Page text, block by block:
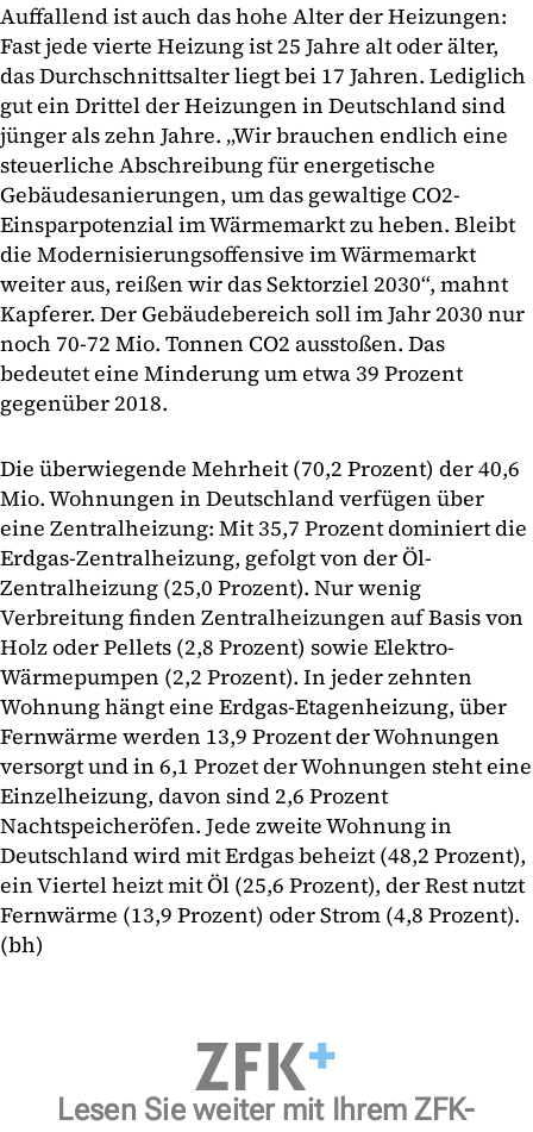
Auffallend ist auch das hohe Alter der Heizungen:
Fast jede vierte Heizung ist 25 Jahre alt oder älter,
das Durchschnittsalter liegt bei 17 Jahren. Lediglich
gut ein Drittel der Heizungen in Deutschland sind
jünger als zehn Jahre. „Wir brauchen endlich eine
steuerliche Abschreibung für energetische
Gebäudesanierungen, um das gewaltige CO2-
Einsparpotenzial im Wärmemarkt zu heben. Bleibt
die Modernisierungsoffensive im Wärmemarkt
weiter aus, reißen wir das Sektorziel 2030“, mahnt
Kapferer. Der Gebäudebereich soll im Jahr 2030 nur
noch 70-72 Mio. Tonnen CO2 ausstoßen. Das
bedeutet eine Minderung um etwa 39 Prozent
gegenüber 2018.
Die überwiegende Mehrheit (70,2 Prozent) der 40,6
Mio. Wohnungen in Deutschland verfügen über
eine Zentralheizung: Mit 35,7 Prozent dominiert die
Erdgas-Zentralheizung, gefolgt von der Öl-
Zentralheizung (25,0 Prozent). Nur wenig
Verbreitung finden Zentralheizungen auf Basis von
Holz oder Pellets (2,8 Prozent) sowie Elektro-
Wärmepumpen (2,2 Prozent). In jeder zehnten
Wohnung hängt eine Erdgas-Etagenheizung, über
Fernwärme werden 13,9 Prozent der Wohnungen
versorgt und in 6,1 Prozet der Wohnungen steht eine
Einzelheizung, davon sind 2,6 Prozent
Nachtspeicheröfen. Jede zweite Wohnung in
Deutschland wird mit Erdgas beheizt (48,2 Prozent),
ein Viertel heizt mit Öl (25,6 Prozent), der Rest nutzt
Fernwärme (13,9 Prozent) oder Strom (4,8 Prozent).
(bh)
Lesen Sie weiter mit Ihrem ZFK-